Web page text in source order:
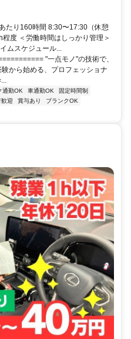
備 ＊Uターン・Iターン歓迎
たり160時間 8:30〜17:30（休憩
度 ＜労働時間はしっかり管理＞
ムスケジュール...
"一点モノ"の技術で、
から始める、プロフェッショナ
通勤OK 車通勤OK
固定時間制
迎 賞与あり
ブランクOK